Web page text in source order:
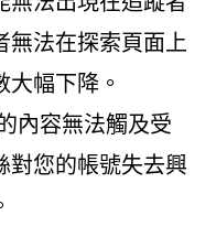
無法在探索頁面上
大幅下降。
內容無法觸及受
對您的帳號失去興